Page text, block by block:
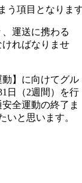
う項目となりま
運送に携わる
ればなりませ
】に向けてグル
日（2週間）を行
全運動の終了ま
いと思います。